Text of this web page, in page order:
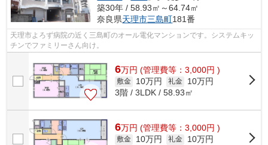
築30年 / 58.93㎡～64.74㎡
奈良県天理市三島町181番
天理市よろず病院の近く三島町のオール電化マンションです。システムキッ
チンでファミリーさん向け。
6万円 (管理費等：3,000円 )
敷金 10万円 礼金
10万円
3階 / 3LDK / 58.93㎡
6万円 (管理費等：3,000円 )
敷金 10万円 礼金
10万円